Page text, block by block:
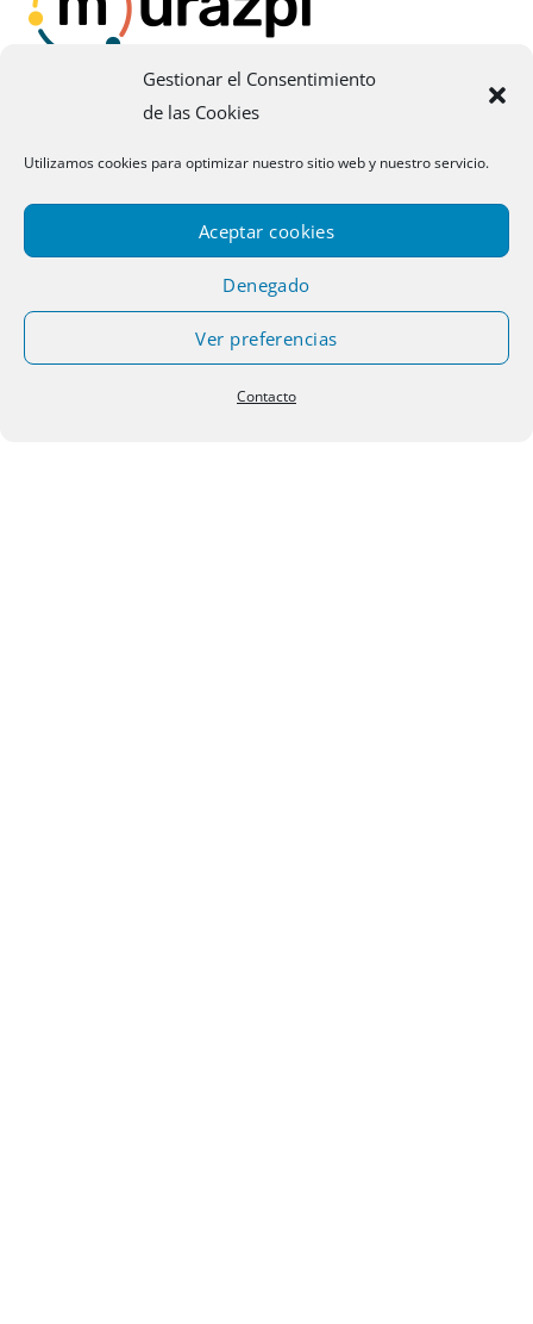
Gestionar el Consentimiento
de las Cookies
Utilizamos cookies para optimizar nuestro sitio web y nuestro servicio.
Aceptar cookies
Denegado
Ver preferencias
Contacto
Esta empresa ha recibido una ayuda del
Gobierno de
Fomento de la Empresa Digital Navarra.